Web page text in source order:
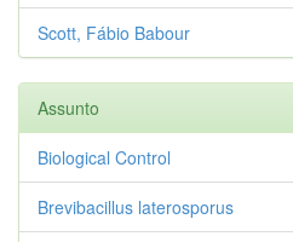
Scott, Fábio Babour
Assunto
Biological Control
Brevibacillus laterosporus